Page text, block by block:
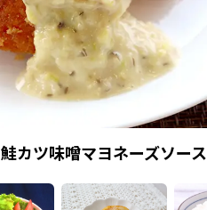
鮭カツ味噌マヨネーズソース